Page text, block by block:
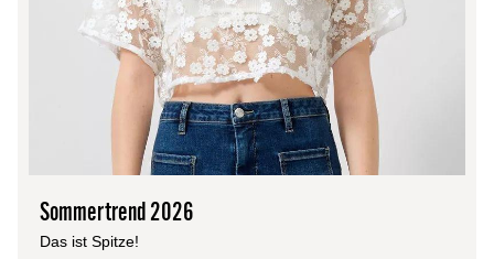
Sommertrend 2026
Das ist Spitze!